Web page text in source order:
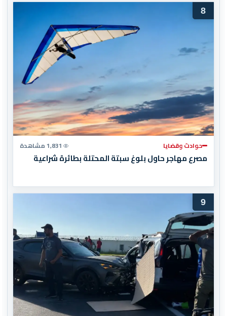
8
حوادث وقضايا 1,831 مشاهدة
مصرع مهاجر حاول بلوغ سبتة المحتلة بطائرة شراعية
9